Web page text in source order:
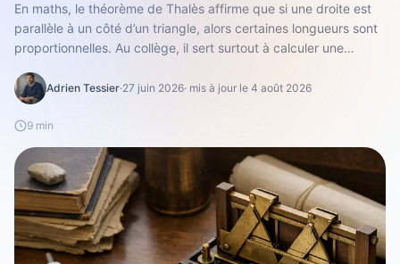
En maths, le théorème de Thalès affirme que si une droite est
parallèle à un côté d’un triangle, alors certaines longueurs sont
proportionnelles. Au collège, il sert surtout à calculer une
Adrien Tessier·27 juin 2026· mis à jour le 4 août 2026
9 min